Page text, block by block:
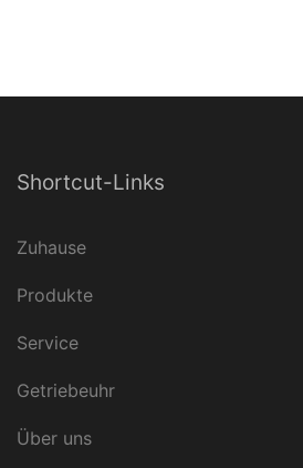
Shortcut-Links
Zuhause
Produkte
Service
Getriebeuhr
Über uns